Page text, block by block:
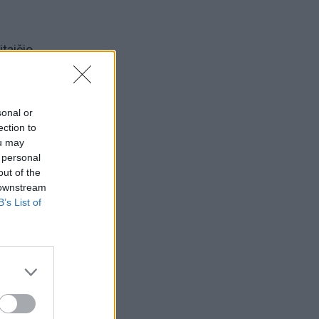
or
to
may
of the
List of